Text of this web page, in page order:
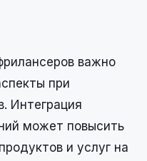
важно
при
Интеграция
может повысить
и услуг на